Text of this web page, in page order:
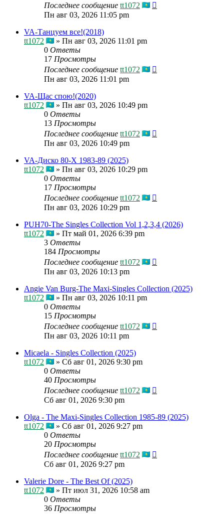
Последнее сообщение tt1072
Пн авг 03, 2026 11:05 pm
VA-Танцуем все!(2018)
tt1072
» Пн авг 03, 2026 11:01 pm
0 Ответы
17 Просмотры
Последнее сообщение tt1072
Пн авг 03, 2026 11:01 pm
VA-Щас спою!(2020)
tt1072
» Пн авг 03, 2026 10:49 pm
0 Ответы
13 Просмотры
Последнее сообщение tt1072
Пн авг 03, 2026 10:49 pm
VA-Диско 80-Х 1983-89 (2025)
tt1072
» Пн авг 03, 2026 10:29 pm
0 Ответы
17 Просмотры
Последнее сообщение tt1072
Пн авг 03, 2026 10:29 pm
PUH70-The Singles Collection Vol 1,2,3,4 (2026)
tt1072
» Пт май 01, 2026 6:39 pm
3 Ответы
184 Просмотры
Последнее сообщение tt1072
Пн авг 03, 2026 10:13 pm
Angie Van Burg-The Maxi-Singles Collection (2025)
tt1072
» Пн авг 03, 2026 10:11 pm
0 Ответы
15 Просмотры
Последнее сообщение tt1072
Пн авг 03, 2026 10:11 pm
Micaela - Singles Collection (2025)
tt1072
» Сб авг 01, 2026 9:30 pm
0 Ответы
40 Просмотры
Последнее сообщение tt1072
Сб авг 01, 2026 9:30 pm
Olga - The Maxi-Singles Collection 1985-89 (2025)
tt1072
» Сб авг 01, 2026 9:27 pm
0 Ответы
20 Просмотры
Последнее сообщение tt1072
Сб авг 01, 2026 9:27 pm
Valerie Dore - The Best Of (2025)
tt1072
» Пт июл 31, 2026 10:58 am
0 Ответы
36 Просмотры